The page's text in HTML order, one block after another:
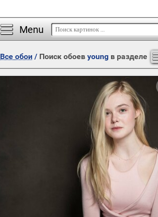
Menu
Все обои/ Поиск обоев youngв разделе